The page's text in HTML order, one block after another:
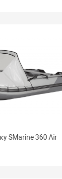
SMarine 360 Air